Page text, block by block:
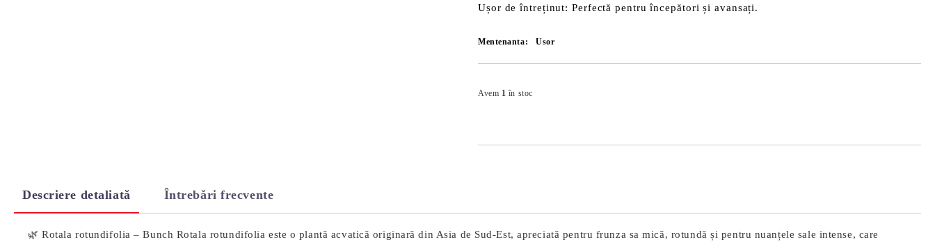
Ușor de întreținut: Perfectă pentru începători și avansați.
Mentenanta: Usor
Avem 1 în stoc
Descriere detaliată Întrebări frecvente
🌿 Rotala rotundifolia – Bunch Rotala rotundifolia este o plantă acvatică originară din Asia de Sud-Est, apreciată pentru frunza sa mică, rotundă și pentru nuanțele sale intense, care